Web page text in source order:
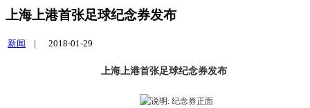
上海上港首张足球纪念券发布
新闻 | 2018-01-29
上海上港首张足球纪念券发布